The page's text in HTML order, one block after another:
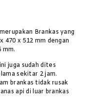
Brankas yang
470 x 512 mm dengan
mm.
juga sudah dites
sekitar 2 jam.
brankas tidak rusak
api di luar brankas